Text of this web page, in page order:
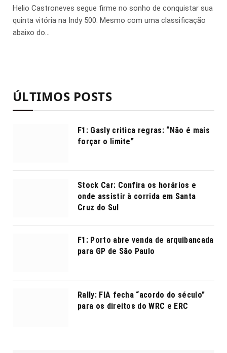
Helio Castroneves segue firme no sonho de conquistar sua
quinta vitória na Indy 500. Mesmo com uma classificação
abaixo do…
ÚLTIMOS POSTS
F1: Gasly critica regras: “Não é mais
forçar o limite”
Stock Car: Confira os horários e
onde assistir à corrida em Santa
Cruz do Sul
F1: Porto abre venda de arquibancada
para GP de São Paulo
Rally: FIA fecha “acordo do século”
para os direitos do WRC e ERC